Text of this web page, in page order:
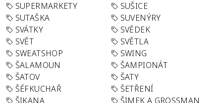
SUPERMARKETY
SUŠICE
SUTAŠKA
SUVENÝRY
SVÁTKY
SVĚDEK
SVĚT
SVĚTLA
SWEATSHOP
SWING
ŠALAMOUN
ŠAMPIONÁT
ŠATOV
ŠATY
ŠÉFKUCHAŘ
ŠETŘENÍ
ŠIKANA
ŠIMEK A GROSSMAN